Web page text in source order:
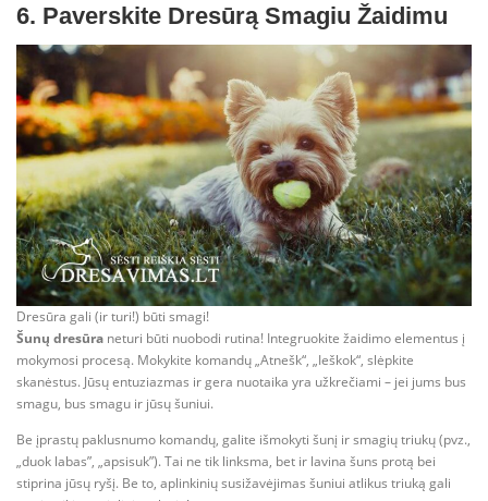
6. Paverskite Dresūrą Smagiu Žaidimu
Dresūra gali (ir turi!) būti smagi!
Šunų dresūra neturi būti nuobodi rutina! Integruokite žaidimo elementus į
mokymosi procesą. Mokykite komandų „Atnešk“, „Ieškok“, slėpkite
skanėstus. Jūsų entuziazmas ir gera nuotaika yra užkrečiami – jei jums bus
smagu, bus smagu ir jūsų šuniui.
Be įprastų paklusnumo komandų, galite išmokyti šunį ir smagių triukų (pvz.,
„duok labas”, „apsisuk”). Tai ne tik linksma, bet ir lavina šuns protą bei
stiprina jūsų ryšį. Be to, aplinkinių susižavėjimas šuniui atlikus triuką gali